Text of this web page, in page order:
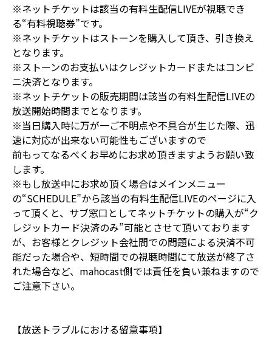
※ネットチケットは該当の有料生配信LIVEが視聴でき
る“有料視聴券”です。
※ネットチケットはストーンを購入して頂き、引き換え
となります。
※ストーンのお支払いはクレジットカードまたはコンビ
ニ決済となります。
※ネットチケットの販売期間は該当の有料生配信LIVEの
放送開始時間までとなります。
※当日購入時に万が一ご不明点や不具合が生じた際、迅
速に対応が出来ない可能性もございますので
前もってなるべくお早めにお求め頂きますようお願い致
します。
※もし放送中にお求め頂く場合はメインメニュー
の“SCHEDULE”から該当の有料生配信LIVEのページに入
って頂くと、サブ窓口としてネットチケットの購入が“ク
レジットカード決済のみ”可能とさせて頂いております
が、お客様とクレジット会社間での問題による決済不可
能だった場合や、短時間での視聴時間にて放送が終了さ
れた場合など、mahocast側では責任を負い兼ねますので
ご注意下さい。
【放送トラブルにおける留意事項】